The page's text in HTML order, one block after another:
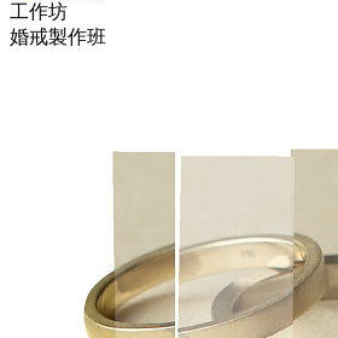
工作坊
婚戒製作班